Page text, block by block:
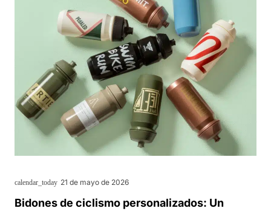
calendar_today 21 de mayo de 2026
Bidones de ciclismo personalizados: Un